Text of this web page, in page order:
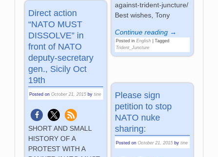
against-trident-juncture/
Best wishes, Tony
Continue reading →
Posted in English| Tagged
Trident_Juncture
Direct action
“NATO MUST
DISSOLVE” in
front of NATO
deputy-secretary
gen., Sicily Oct
19th
Posted onOctober 21, 2015 bytine
SHORT AND SMALL
HISTORY OF A
PROTEST WITH A
Please sign
petition to stop
NATO nuke
sharing:
Posted on October 21, 2015 by tine